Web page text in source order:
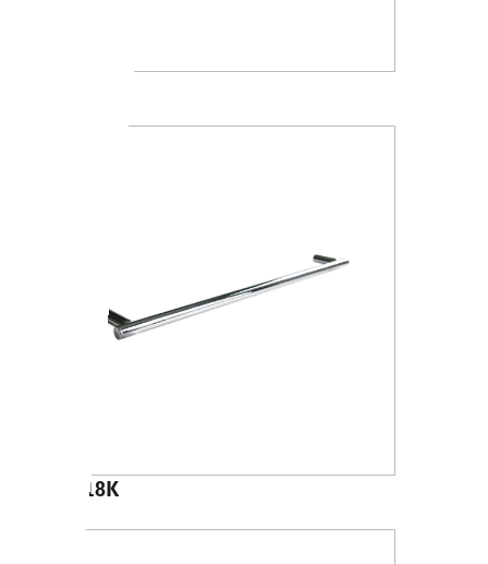
A4618K